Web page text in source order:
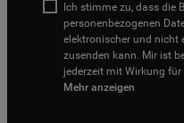
Ich stimme zu, dass die
personenbezogenen
elektronischer und nicht
zusenden kann. Mir ist
jederzeit mit Wirkung
Mehr anzeigen